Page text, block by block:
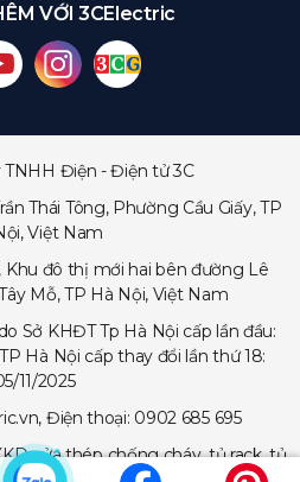
VỚI 3CElectric
Điện - Điện tử 3C
Thái Tông, Phường Cầu Giấy, TP
Việt Nam
Khu đô thị mới hai bên đường Lê
Mỗ, TP Hà Nội, Việt Nam
Sở KHĐT Tp Hà Nội cấp lần đầu:
Hà Nội cấp thay đổi lần thứ 18:
11/2025
Điện thoại: 0902 685 695
cửa thép chống cháy, tủ rack, tủ